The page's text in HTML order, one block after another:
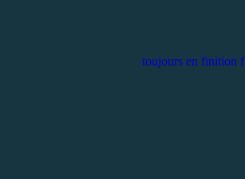
toujours en finition